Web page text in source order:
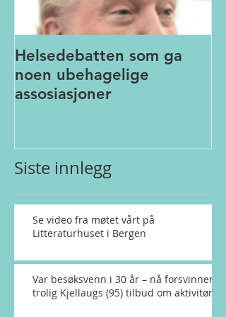
Helsedebatten som ga
noen ubehagelige
assosiasjoner
Siste innlegg
Se video fra møtet vårt på
Litteraturhuset i Bergen
Var besøksvenn i 30 år – nå forsvinner
trolig Kjellaugs (95) tilbud om aktivitør